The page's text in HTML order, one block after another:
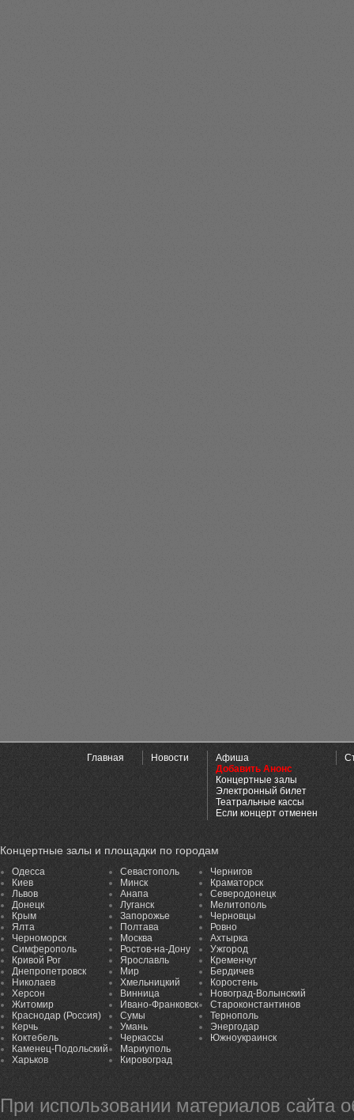
Главная Новости
Афиша
Добавить Анонс
Концертные залы
Электронный билет
Театральные кассы
Если концерт отменен
Концертные залы и площадки по городам
Одесса
Киев
Львов
Донецк
Крым
Ялта
Черноморск
Симферополь
Кривой Рог
Днепропетровск
Николаев
Херсон
Житомир
Краснодар (Россия)
Керчь
Коктебель
Каменец-Подольский
Харьков
Севастополь
Минск
Анапа
Луганск
Запорожье
Полтава
Москва
Ростов-на-Дону
Ярославль
Мир
Хмельницкий
Винница
Ивано-Франковск
Сумы
Умань
Черкассы
Мариуполь
Кировоград
Чернигов
Краматорск
Северодонецк
Мелитополь
Черновцы
Ровно
Ахтырка
Ужгород
Кременчуг
Бердичев
Коростень
Новоград-Волынский
Староконстантинов
Тернополь
Энергодар
Южноукраинск
При использовании материалов сайта